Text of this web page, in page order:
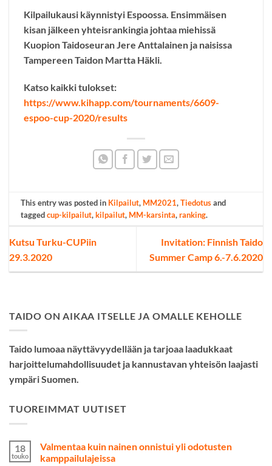
Kilpailukausi käynnistyi Espoossa. Ensimmäisen
kisan jälkeen yhteisrankingia johtaa miehissä
Kuopion Taidoseuran Jere Anttalainen ja naisissa
Tampereen Taidon Martta Häkli.
Katso kaikki tulokset:
https://www.kihapp.com/tournaments/6609-
espoo-cup-2020/results
This entry was posted in Kilpailut, MM2021,Tiedotusand
taggedcup-kilpailut,kilpailut, MM-karsinta,ranking.
Kutsu Turku-CUPiin
29.3.2020
Invitation: Finnish Taido
Summer Camp 6.-7.6.2020
TAIDO ON AIKAA ITSELLE JA OMALLE KEHOLLE
Taido lumoaa näyttävyydellään ja tarjoaa laadukkaat
harjoittelumahdollisuudet ja kannustavan yhteisön laajasti
ympäri Suomen.
TUOREIMMAT UUTISET
18
touko
Valmentaa kuin nainen onnistui yli odotusten
kamppailulajeissa